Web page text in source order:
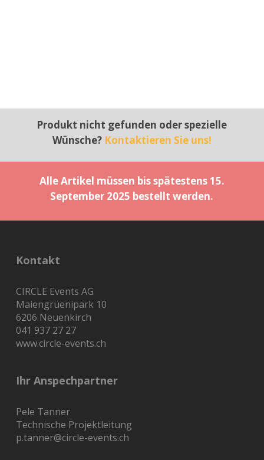
Produkt nicht gefunden oder spezielle
Wünsche? Kontaktieren Sie uns!
Alle Artikel müssen bis spätestens 15.
September 2025 bestellt werden.
Kontakt
CIRCLE Events AG
Maiengrüenipark 10
6206 Neuenkirch
041 937 27 27
www.circle-events.ch
Ihr Anspechpartner
Pele Tanner
Technische Projektleitung
p.tanner@circle-events.ch